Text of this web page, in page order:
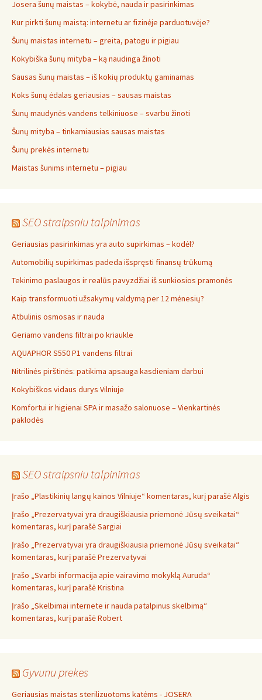
Josera šunų maistas – kokybė, nauda ir pasirinkimas
Kur pirkti šunų maistą: internetu ar fizinėje parduotuvėje?
Šunų maistas internetu – greita, patogu ir pigiau
Kokybiška šunų mityba – ką naudinga žinoti
Sausas šunų maistas – iš kokių produktų gaminamas
Koks šunų ėdalas geriausias – sausas maistas
Šunų maudynės vandens telkiniuose – svarbu žinoti
Šunų mityba – tinkamiausias sausas maistas
Šunų prekės internetu
Maistas šunims internetu – pigiau
SEO straipsniu talpinimas
Geriausias pasirinkimas yra auto supirkimas – kodėl?
Automobilių supirkimas padeda išspręsti finansų trūkumą
Tekinimo paslaugos ir realūs pavyzdžiai iš sunkiosios pramonės
Kaip transformuoti užsakymų valdymą per 12 mėnesių?
Atbulinis osmosas ir nauda
Geriamo vandens filtrai po kriaukle
AQUAPHOR S550 P1 vandens filtrai
Nitrilinės pirštinės: patikima apsauga kasdieniam darbui
Kokybiškos vidaus durys Vilniuje
Komfortui ir higienai SPA ir masažo salonuose – Vienkartinės
paklodės
SEO straipsniu talpinimas
Įrašo „Plastikinių langų kainos Vilniuje“ komentaras, kurį parašė Algis
Įrašo „Prezervatyvai yra draugiškiausia priemonė Jūsų sveikatai“
komentaras, kurį parašė Sargiai
Įrašo „Prezervatyvai yra draugiškiausia priemonė Jūsų sveikatai“
komentaras, kurį parašė Prezervatyvai
Įrašo „Svarbi informacija apie vairavimo mokyklą Auruda“
komentaras, kurį parašė Kristina
Įrašo „Skelbimai internete ir nauda patalpinus skelbimą“
komentaras, kurį parašė Robert
Gyvunu prekes
Geriausias maistas sterilizuotoms katėms - JOSERA